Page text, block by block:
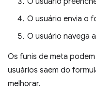
O usuário envia o
O usuário navega
Os funis de meta
usuários saem do
melhorar.